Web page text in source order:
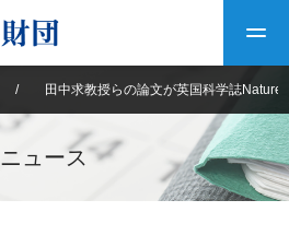
トップ
/ 田中求教授らの論文が英国科学誌
ニュース